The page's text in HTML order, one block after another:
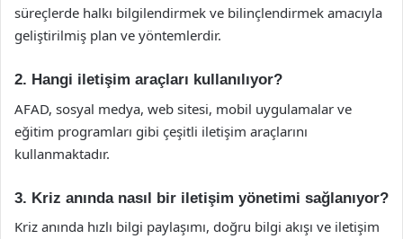
süreçlerde halkı bilgilendirmek ve bilinçlendirmek amacıyla
geliştirilmiş plan ve yöntemlerdir.
2. Hangi iletişim araçları kullanılıyor?
AFAD, sosyal medya, web sitesi, mobil uygulamalar ve
eğitim programları gibi çeşitli iletişim araçlarını
kullanmaktadır.
3. Kriz anında nasıl bir iletişim yönetimi sağlanıyor?
Kriz anında hızlı bilgi paylaşımı, doğru bilgi akışı ve iletişim